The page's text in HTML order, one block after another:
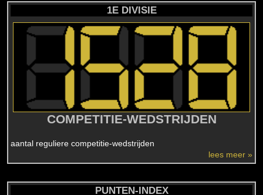
1E DIVISIE
COMPETITIE-WEDSTRIJDEN
aantal reguliere competitie-wedstrijden
lees meer »
PUNTEN-INDEX